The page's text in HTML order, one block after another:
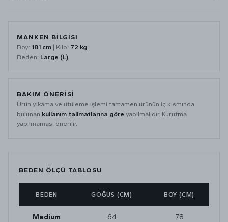
MANKEN BİLGİSİ
Boy: 181 cm | Kilo: 72 kg
Beden: Large (L)
BAKIM ÖNERİSİ
Ürün yıkama ve ütüleme işlemi tamamen ürünün iç kısmında
bulunan kullanım talimatlarına göre yapılmalıdır. Kurutma
yapılmaması önerilir.
BEDEN ÖLÇÜ TABLOSU
BEDEN GÖĞÜS (CM) BOY (CM)
Medium 64 78